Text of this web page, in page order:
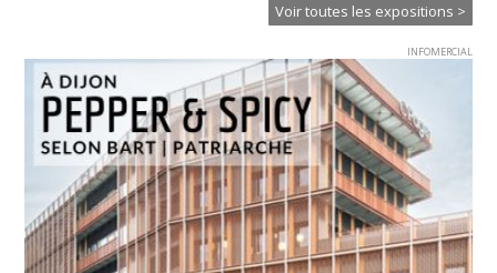
Voir toutes les expositions >
INFOMERCIAL